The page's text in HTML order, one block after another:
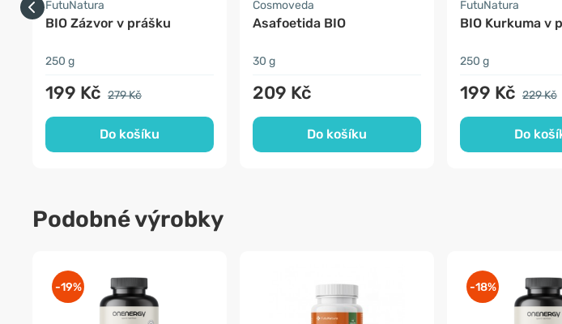
FutuNatura
BIO Zázvor v prášku
250 g
199 Kč 279 Kč
Do košíku
Cosmoveda
Asafoetida BIO
30 g
209 Kč
Do košíku
FutuNatura
BIO Kurkuma v
250 g
199 Kč 229 Kč
Do
Podobné výrobky
-19% -18%